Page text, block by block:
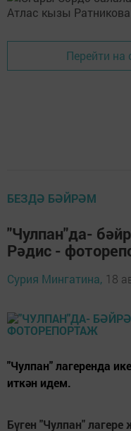
Перейти на
БЕЗДӘ БӘЙРӘМ
"Чулпан"да-
Рәдис -
Сурия Мингатина, 18
"Чулпан" лагеренда
иткән идем.
Бүген "Чулпан" лагере